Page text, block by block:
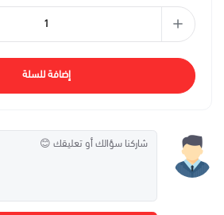
إضافة للسلة